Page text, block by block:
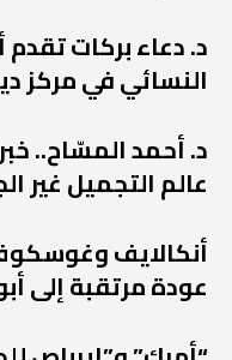
د. دعاء بركات
النسائي في مركز
د. أحمد المسّاح..
عالم التجميل غير
عودة مرتقبة إلى